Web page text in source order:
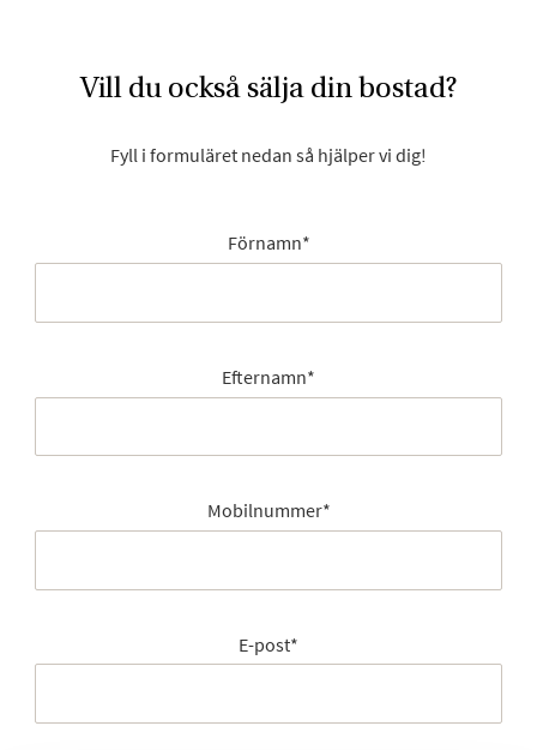
Vill du också sälja din bostad?
Fyll i formuläret nedan så hjälper vi dig!
Förnamn*
Efternamn*
Mobilnummer*
E-post*